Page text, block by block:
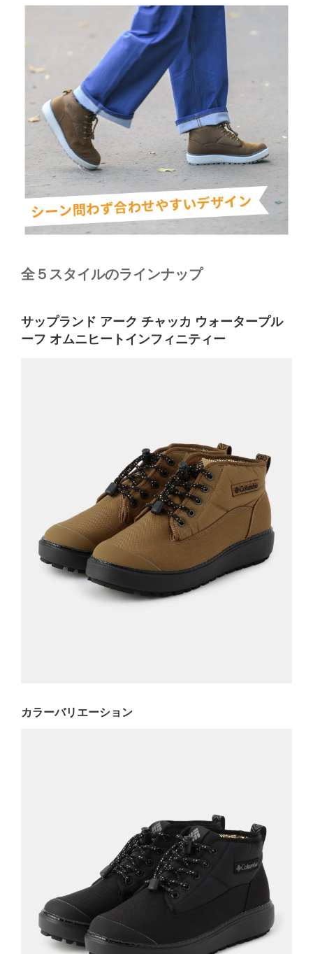
全５スタイルのラインナップ
サップランド アーク チャッカ ウォータープル
ーフ オムニヒートインフィニティー
カラーバリエーション